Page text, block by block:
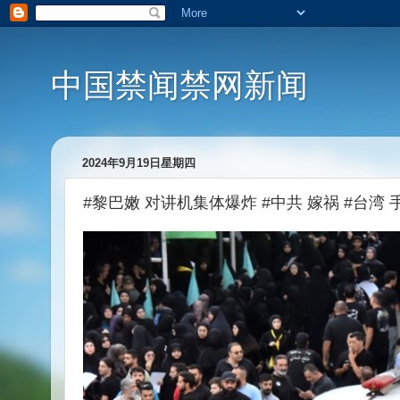
中国禁闻禁网新闻
2024年9月19日星期四
#黎巴嫩 对讲机集体爆炸 #中共 嫁祸 #台湾